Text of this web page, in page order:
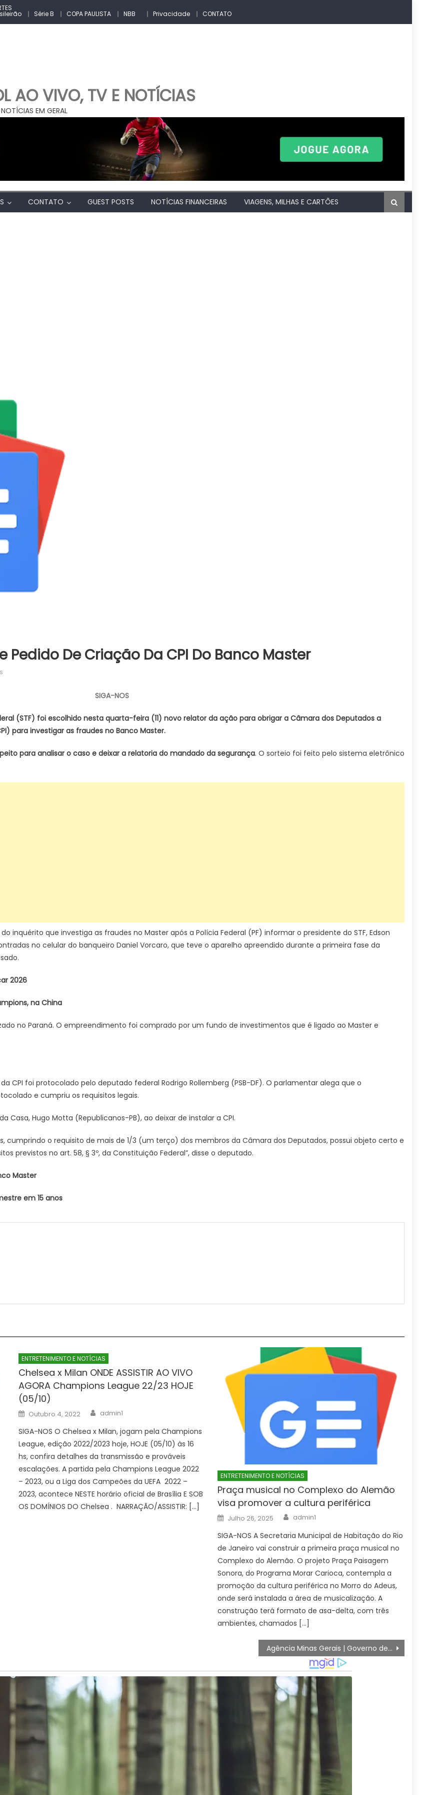
Série B COPA PAULISTA NBB Privacidade CONTATO
AO VIVO, TV E NOTÍCIAS
EM GERAL
CONTATO GUEST POSTS NOTÍCIAS FINANCEIRAS VIAGENS, MILHAS E CARTÕES
Pedido De Criação Da CPI Do Banco Master
relator
de
de
SIGA-NOS
(STF) foi escolhido nesta quarta-feira (11) novo relator da ação para obrigar a Câmara dos Deputados a
para investigar as fraudes no Banco Master.
para analisar o caso e deixar a relatoria do mandado da segurança. O sorteio foi feito pelo sistema eletrônico
inquérito que investiga as fraudes no Master após a Polícia Federal (PF) informar o presidente do STF, Edson
no celular do banqueiro Daniel Vorcaro, que teve o aparelho apreendido durante a primeira fase da
2026
na China
no Paraná. O empreendimento foi comprado por um fundo de investimentos que é ligado ao Master e
CPI foi protocolado pelo deputado federal Rodrigo Rollemberg (PSB-DF). O parlamentar alega que o
e cumpriu os requisitos legais.
Casa, Hugo Motta (Republicanos-PB), ao deixar de instalar a CPI.
cumprindo o requisito de mais de 1/3 (um terço) dos membros da Câmara dos Deputados, possui objeto certo e
previstos no art. 58, § 3º, da Constituição Federal”, disse o deputado.
Master
em 15 anos
ENTRETENIMENTO E NOTÍCIAS
Chelsea x Milan ONDE ASSISTIR AO VIVO
AGORA Champions League 22/23 HOJE
(05/10)
Posted
on
Outubro 4, 2022 Author
admin1
SIGA-NOS O Chelsea x Milan, jogam pela Champions
League, edição 2022/2023 hoje, HOJE (05/10) às 16
hs, confira detalhes da transmissão e prováveis
escalações. A partida pela Champions League 2022
– 2023, ou a Liga dos Campeões da UEFA 2022 –
2023, acontece NESTE horário oficial de Brasília E SOB
OS DOMÍNIOS DO Chelsea . NARRAÇÃO/ASSISTIR: […]
ENTRETENIMENTO E NOTÍCIAS
Praça musical no Complexo do Alemão
visa promover a cultura periférica
Posted
on
Julho 26, 2025 Author
admin1
SIGA-NOS A Secretaria Municipal de Habitação do Rio
de Janeiro vai construir a primeira praça musical no
Complexo do Alemão. O projeto Praça Paisagem
Sonora, do Programa Morar Carioca, contempla a
promoção da cultura periférica no Morro do Adeus,
onde será instalada a área de musicalização. A
construção terá formato de asa-delta, com três
ambientes, chamados […]
Agência Minas Gerais | Governo de Minas reúne gestores da Zona da Mata para discutir ações de apoio após chuvas